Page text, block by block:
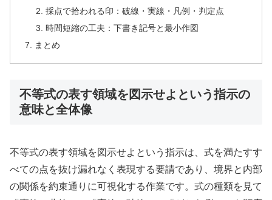
採点で拾われる印：破線・実線・凡例・判定点
時間短縮の工夫：下書き記号と最小作図
まとめ
不等式の表す領域を図示せよという指示の
意味と全体像
不等式の表す領域を図示せよという指示は、式を満たすす
べての点を抜け漏れなく表現する要請であり、境界と内部
の関係を約束通りに可視化する作業です。式の種類を見て